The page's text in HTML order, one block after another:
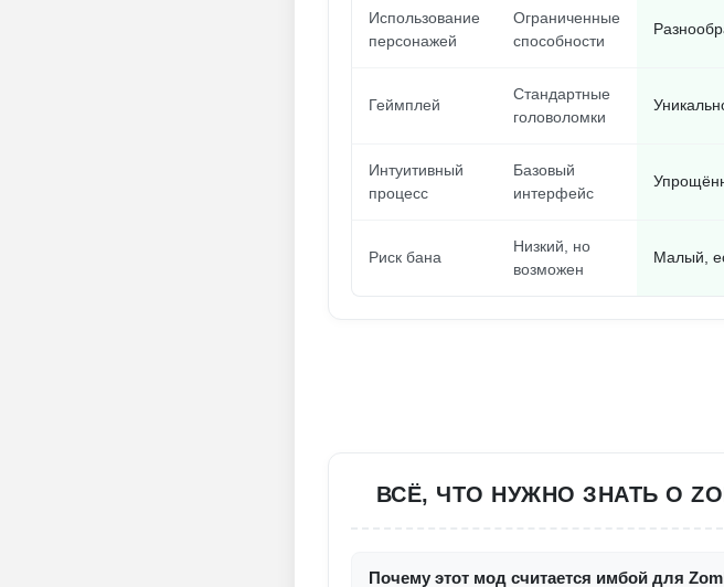
Использование
персонажей
Ограниченные
способности
Геймплей
Стандартные
головоломки
Интуитивный
процесс
Базовый
интерфейс
Риск бана
Низкий, но
возможен
Малый,
ВСЁ, ЧТО НУЖНО ЗНАТЬ О
Почему этот мод считается имбой для